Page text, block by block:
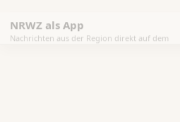
NRWZ als App
Nachrichten aus der Region direkt auf dem